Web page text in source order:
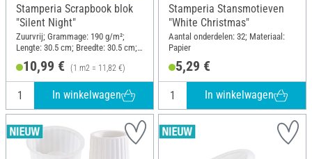
Stamperia Scrapbook blok
"Silent Night"
Zuurvrij; Grammage: 190 g/m²;
Lengte: 30.5 cm; Breedte: 30.5 cm;
10,99 € (1 m2 = 11,82 €)
In winkelwagen
Stamperia Stansmotieven
"White Christmas"
Aantal onderdelen: 32; Materiaal:
Papier
5,29 €
In winkelwagen